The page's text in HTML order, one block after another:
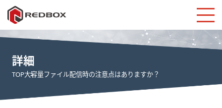
詳細
TOP大容量ファイル配信時の注意点はありますか？